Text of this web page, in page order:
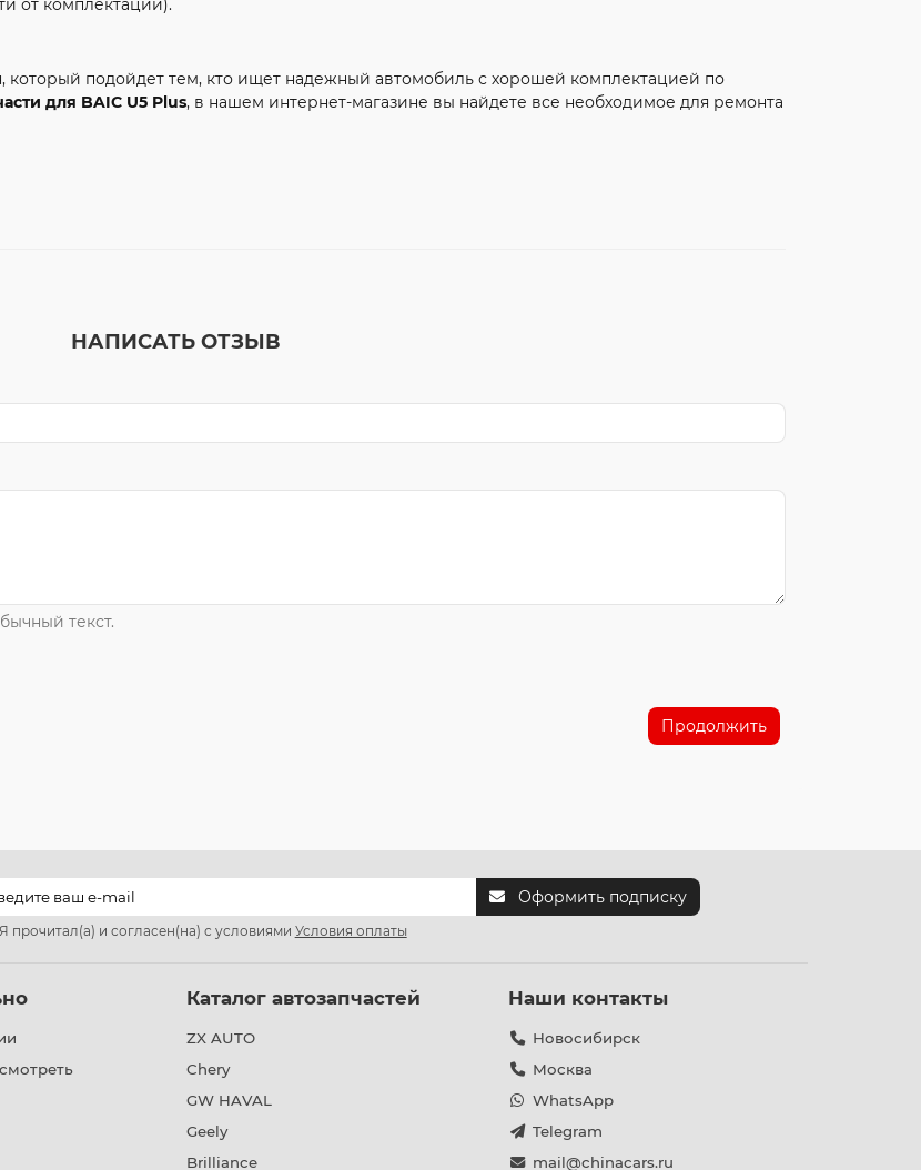
подойдет тем, кто ищет надежный автомобиль с хорошей комплектацией по
для BAIC U5 Plus, в нашем интернет-магазине вы найдете все необходимое для ремонта
НАПИСАТЬ ОТЗЫВ
текст.
Продолжить
Оформить подписку
Я прочитал(а) и согласен(на) с условиями Условия оплаты
Каталог автозапчастей
ZX AUTO
Chery
GW HAVAL
Geely
Brilliance
Наши контакты
Новосибирск
Москва
WhatsApp
Telegram
mail@chinacars.ru